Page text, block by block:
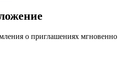
о приглашениях мгновенно